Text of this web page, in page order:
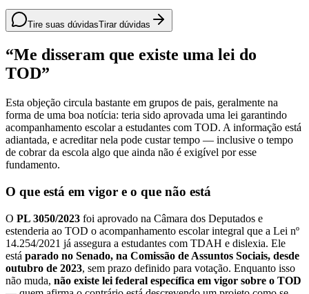
Tire suas dúvidasTirar dúvidas
“Me disseram que existe uma lei do
TOD”
Esta objeção circula bastante em grupos de pais, geralmente na
forma de uma boa notícia: teria sido aprovada uma lei garantindo
acompanhamento escolar a estudantes com TOD. A informação está
adiantada, e acreditar nela pode custar tempo — inclusive o tempo
de cobrar da escola algo que ainda não é exigível por esse
fundamento.
O que está em vigor e o que não está
O PL 3050/2023 foi aprovado na Câmara dos Deputados e
estenderia ao TOD o acompanhamento escolar integral que a Lei nº
14.254/2021 já assegura a estudantes com TDAH e dislexia. Ele
está parado no Senado, na Comissão de Assuntos Sociais, desde
outubro de 2023, sem prazo definido para votação. Enquanto isso
não muda, não existe lei federal específica em vigor sobre o TOD